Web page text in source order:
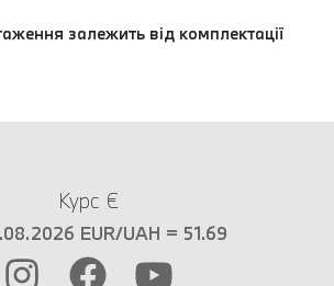
залежить від комплектації
Курс €
EUR/UAH = 51.69